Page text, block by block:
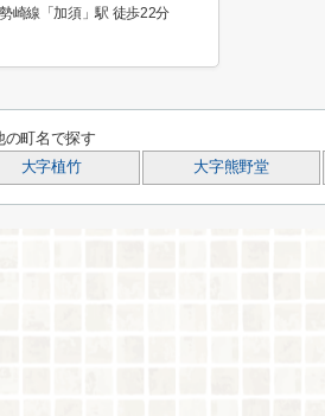
崎線「加須」駅 徒歩22分
の町名で探す
大字植竹 大字熊野堂